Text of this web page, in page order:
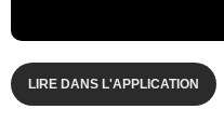
LIRE DANS L'APPLICATION